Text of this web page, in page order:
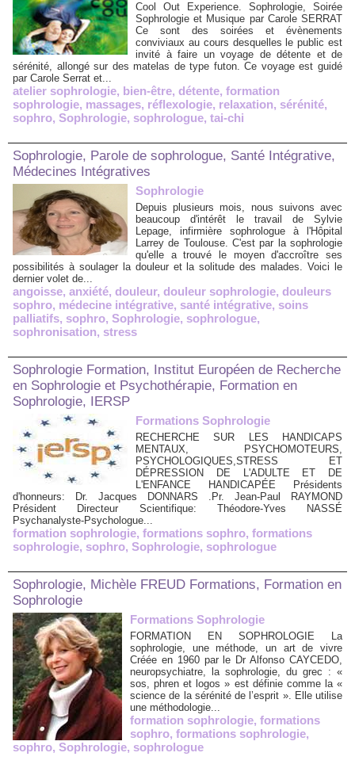
Cool Out Experience. Sophrologie, Soirée
Sophrologie et Musique par Carole SERRAT
Ce sont des soirées et évènements
conviviaux au cours desquelles le public est
invité à faire un voyage de détente et de
sérénité, allongé sur des matelas de type futon. Ce voyage est guidé
par Carole Serrat et...
atelier sophrologie, bien-être, détente, formation
sophrologie, massages, réflexologie, relaxation, sérénité,
sophro, Sophrologie, sophrologue, tai-chi
Sophrologie, Parole de sophrologue, Santé Intégrative,
Médecines Intégratives
Sophrologie
Depuis plusieurs mois, nous suivons avec
beaucoup d'intérêt le travail de Sylvie
Lepage, infirmière sophrologue à l'Hôpital
Larrey de Toulouse. C'est par la sophrologie
qu'elle a trouvé le moyen d'accroître ses
possibilités à soulager la douleur et la solitude des malades. Voici le
dernier volet de...
angoisse, anxiété, douleur, douleur sophrologie, douleurs
sophro, médecine intégrative, santé intégrative, soins
palliatifs, sophro, Sophrologie, sophrologue,
sophronisation, stress
Sophrologie Formation, Institut Européen de Recherche
en Sophrologie et Psychothérapie, Formation en
Sophrologie, IERSP
Formations Sophrologie
RECHERCHE SUR LES HANDICAPS
MENTAUX, PSYCHOMOTEURS,
PSYCHOLOGIQUES,STRESS ET
DÉPRESSION DE L'ADULTE ET DE
L'ENFANCE HANDICAPÉE Présidents
d'honneurs: Dr. Jacques DONNARS .Pr. Jean-Paul RAYMOND
Président Directeur Scientifique: Théodore-Yves NASSÉ
Psychanalyste-Psychologue...
formation sophrologie, formations sophro, formations
sophrologie, sophro, Sophrologie, sophrologue
Sophrologie, Michèle FREUD Formations, Formation en
Sophrologie
Formations Sophrologie
FORMATION EN SOPHROLOGIE La
sophrologie, une méthode, un art de vivre
Créée en 1960 par le Dr Alfonso CAYCEDO,
neuropsychiatre, la sophrologie, du grec : «
sos, phren et logos » est définie comme la «
science de la sérénité de l’esprit ». Elle utilise
une méthodologie...
formation sophrologie, formations
sophro, formations sophrologie,
sophro, Sophrologie, sophrologue